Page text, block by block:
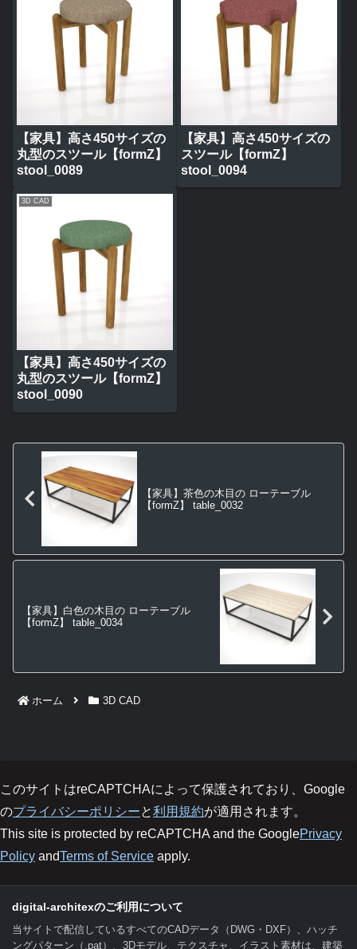
【家具】高さ450サイズの
丸型のスツール【formZ】
stool_0089
【家具】高さ450サイズの
スツール【formZ】
stool_0094
3D CAD
【家具】高さ450サイズの
丸型のスツール【formZ】
stool_0090
【家具】茶色の木目の ローテーブル
【formZ】 table_0032
【家具】白色の木目の ローテーブル
【formZ】 table_0034
ホーム 3D CAD
このサイトはreCAPTCHAによって保護されており、Google
のプライバシーポリシーと利用規約が適用されます。
This site is protected by reCAPTCHA and the GooglePrivacy
Policy andTerms of Service apply.
digital-architexのご利用について
当サイトで配信しているすべてのCADデータ（DWG・DXF）、ハッチ
ングパターン（.pat）、3Dモデル、テクスチャ、イラスト素材は、建築